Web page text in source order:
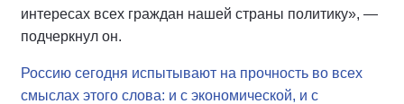
интересах всех граждан нашей страны политику», —
подчеркнул он.
Россию сегодня испытывают на прочность во всех
смыслах этого слова: и с экономической, и с